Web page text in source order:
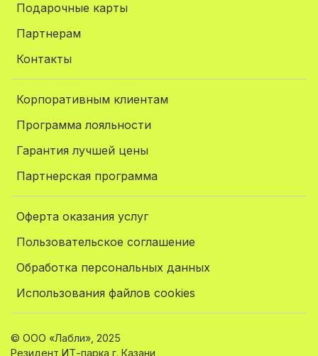
Подарочные карты
Партнерам
Контакты
Корпоративным клиентам
Программа лояльности
Гарантия лучшей цены
Партнерская программа
Оферта оказания услуг
Пользовательское соглашение
Обработка персональных данных
Использования файлов cookies
© ООО «Лабли», 2025
Резидент ИТ-парка г. Казани